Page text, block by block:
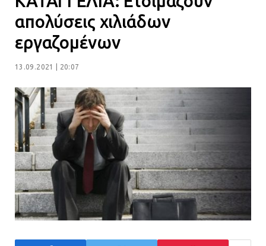
Αισχύλεια 2026: Το Φεστιβάλ της
Ελευσίνας επιστρέφει στον
Πολυχώρο ΙΡΙΣ
Πώς έγινε η επίθεση στους δύο
ελληνοαμερικανούς στην Ακρόπολη
21.07.2026 | 13:44
«Φρένο» στα ηλεκτρικά πατίνια:
Τέλος η οδήγησή τους από
ανήλικους
21.07.2026 | 13:35
απολύσεις χιλιάδων
εργαζομένων
13.09.2021 | 20:07